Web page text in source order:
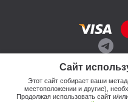
Сайт
Этот сайт собирает ваши
местоположении и другие),
Продолжая использовать сайт и/